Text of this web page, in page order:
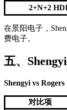
2+N+2
在景阳电子，
费电子。
五、
Shengyi vs Rogers
对比项